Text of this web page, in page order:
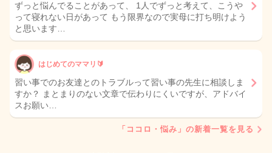
ずっと悩んでることがあって、 1人でずっと考えて、こうや
って寝れない日があって もう限界なので実母に打ち明けよう
と思います…
はじめてのママリ🔰
習い事でのお友達とのトラブルって習い事の先生に相談しま
すか？ まとまりのない文章で伝わりにくいですが、アドバイ
スお願い…
「ココロ・悩み」の新着一覧を見る